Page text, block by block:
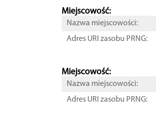
Miejscowość:
Nazwa miejscowości:
Adres URI zasobu PRNG:
Miejscowość:
Nazwa miejscowości:
Adres URI zasobu PRNG: